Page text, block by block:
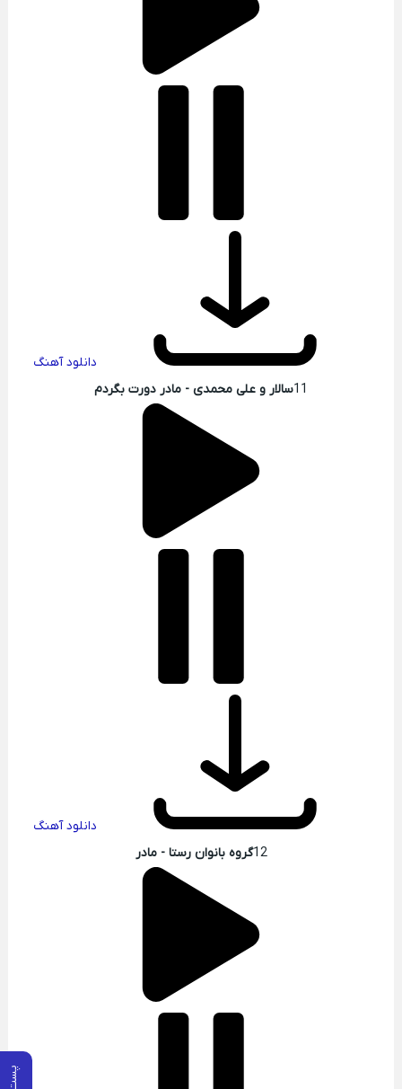
دانلود آهنگ
11سالار و علی محمدی - مادر دورت بگردم
دانلود آهنگ
12گروه بانوان رستا - مادر